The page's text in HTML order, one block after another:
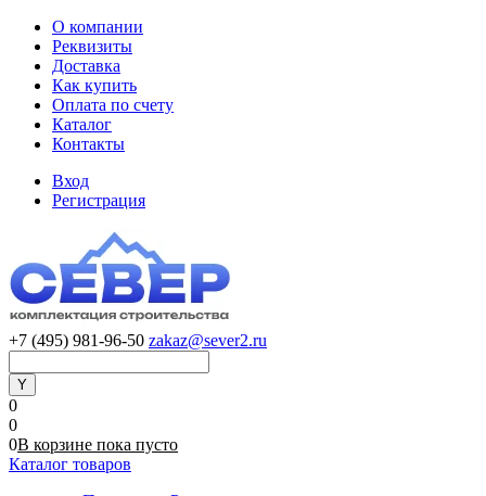
О компании
Реквизиты
Доставка
Как купить
Оплата по счету
Каталог
Контакты
Вход
Регистрация
+7 (495) 981-96-50 zakaz@sever2.ru
0
0
0В корзине пока пусто
Каталог товаров